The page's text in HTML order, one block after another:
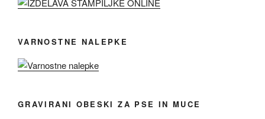
VARNOSTNE NALEPKE
GRAVIRANI OBESKI ZA PSE IN MUCE